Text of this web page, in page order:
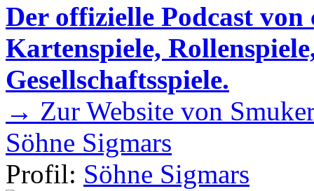
Der offizielle Podcast
Kartenspiele,
Gesellschaftsspiele.
→ Zur Website von
Söhne Sigmars
Profil: Söhne Sigmars